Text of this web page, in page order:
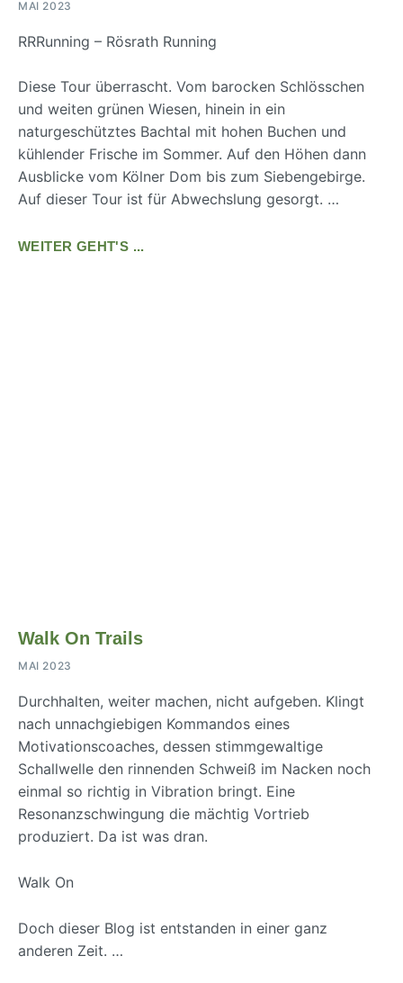
MAI 2023
RRRunning – Rösrath Running
Diese Tour überrascht. Vom barocken Schlösschen
und weiten grünen Wiesen, hinein in ein
naturgeschütztes Bachtal mit hohen Buchen und
kühlender Frische im Sommer. Auf den Höhen dann
Ausblicke vom Kölner Dom bis zum Siebengebirge.
Auf dieser Tour ist für Abwechslung gesorgt. …
WEITER GEHT'S ...
Walk On Trails
MAI 2023
Durchhalten, weiter machen, nicht aufgeben. Klingt
nach unnachgiebigen Kommandos eines
Motivationscoaches, dessen stimmgewaltige
Schallwelle den rinnenden Schweiß im Nacken noch
einmal so richtig in Vibration bringt. Eine
Resonanzschwingung die mächtig Vortrieb
produziert. Da ist was dran.
Walk On
Doch dieser Blog ist entstanden in einer ganz
anderen Zeit. …